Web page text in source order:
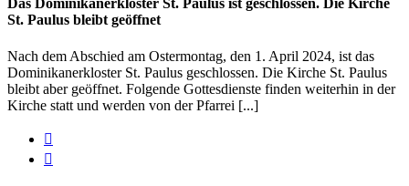
Das Dominikanerkloster St. Paulus ist geschlossen. Die Kirche
St. Paulus bleibt geöffnet
Nach dem Abschied am Ostermontag, den 1. April 2024, ist das
Dominikanerkloster St. Paulus geschlossen. Die Kirche St. Paulus
bleibt aber geöffnet. Folgende Gottesdienste finden weiterhin in der
Kirche statt und werden von der Pfarrei [...]

